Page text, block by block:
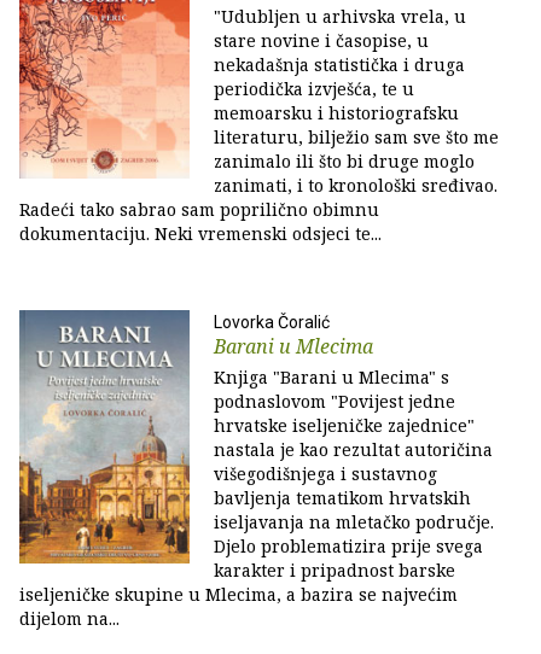
"Udubljen u arhivska vrela, u
stare novine i časopise, u
nekadašnja statistička i druga
periodička izvješća, te u
memoarsku i historiografsku
literaturu, bilježio sam sve što me
zanimalo ili što bi druge moglo
zanimati, i to kronološki sređivao.
Radeći tako sabrao sam poprilično obimnu
dokumentaciju. Neki vremenski odsjeci te...
Lovorka Čoralić
Barani u Mlecima
Knjiga "Barani u Mlecima" s
podnaslovom "Povijest jedne
hrvatske iseljeničke zajednice"
nastala je kao rezultat autoričina
višegodišnjega i sustavnog
bavljenja tematikom hrvatskih
iseljavanja na mletačko područje.
Djelo problematizira prije svega
karakter i pripadnost barske
iseljeničke skupine u Mlecima, a bazira se najvećim
dijelom na...